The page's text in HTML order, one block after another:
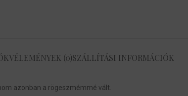
VÉLEMÉNYEK (0)SZÁLLÍTÁSI INFORMÁCIÓK
azonban a rögeszmémmé vált.